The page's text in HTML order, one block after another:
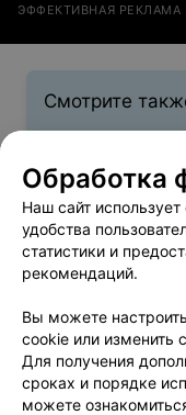
ЭФФЕКТИВНАЯ РЕКЛАМА
Смотрите
Курсы
Минске
Курсы польского
Минске
Курсы немецкого
Минске
Обработка
Наш сайт
удобства
статистики и
рекомендаций.
Вы можете
cookie или изменить
Для получения
сроках и порядке
можете